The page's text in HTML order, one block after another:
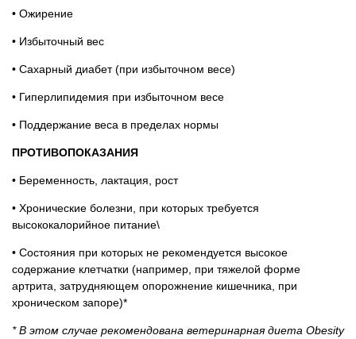
• Ожирение
• Избыточный вес
• Сахарный диабет (при избыточном весе)
• Гиперлипидемия при избыточном весе
• Поддержание веса в пределах нормы
ПРОТИВОПОКАЗАНИЯ
• Беременность, лактация, рост
• Хронические болезни, при которых требуется
высококалорийное питание\
• Состояния при которых не рекомендуется высокое
содержание клетчатки (например, при тяжелой форме
артрита, затрудняющем опорожнение кишечника, при
хроническом запоре)*
* В этом случае рекомендована ветеринарная диета Obesity
Архив / Снято с производства